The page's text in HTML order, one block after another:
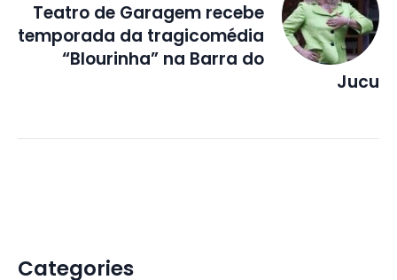
Teatro de Garagem recebe
temporada da tragicomédia
“Blourinha” na Barra do
Jucu
Categories